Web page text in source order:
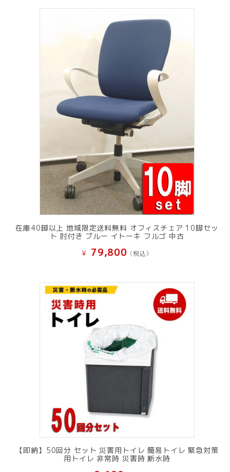
在庫40脚以上 地域限定送料無料 オフィスチェア 10脚セッ
ト 肘付き ブルー イトーキ フルゴ 中古
¥ 79,800 (税込）
【即納】50回分 セット 災害用トイレ 簡易トイレ 緊急対策
用トイレ 非常時 災害時 断水時